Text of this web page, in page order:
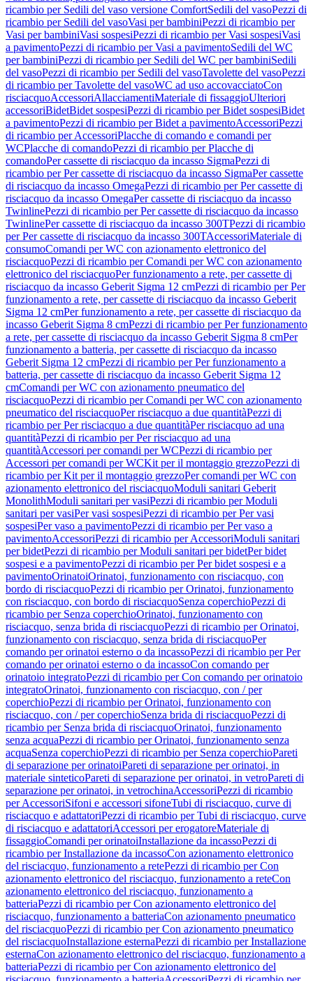
ricambio per Sedili del vaso versione ComfortSedili del vasoPezzi di
ricambio per Sedili del vasoVasi per bambiniPezzi di ricambio per
Vasi per bambiniVasi sospesiPezzi di ricambio per Vasi sospesiVasi
a pavimentoPezzi di ricambio per Vasi a pavimentoSedili del WC
per bambiniPezzi di ricambio per Sedili del WC per bambiniSedili
del vasoPezzi di ricambio per Sedili del vasoTavolette del vasoPezzi
di ricambio per Tavolette del vasoWC ad uso accovacciatoCon
risciacquoAccessoriAllacciamentiMateriale di fissaggioUlteriori
accessoriBidetBidet sospesiPezzi di ricambio per Bidet sospesiBidet
a pavimentoPezzi di ricambio per Bidet a pavimentoAccessoriPezzi
di ricambio per AccessoriPlacche di comando e comandi per
WCPlacche di comandoPezzi di ricambio per Placche di
comandoPer cassette di risciacquo da incasso SigmaPezzi di
ricambio per Per cassette di risciacquo da incasso SigmaPer cassette
di risciacquo da incasso OmegaPezzi di ricambio per Per cassette di
risciacquo da incasso OmegaPer cassette di risciacquo da incasso
TwinlinePezzi di ricambio per Per cassette di risciacquo da incasso
TwinlinePer cassette di risciacquo da incasso 300TPezzi di ricambio
per Per cassette di risciacquo da incasso 300TAccessoriMateriale di
consumoComandi per WC con azionamento elettronico del
risciacquoPezzi di ricambio per Comandi per WC con azionamento
elettronico del risciacquoPer funzionamento a rete, per cassette di
risciacquo da incasso Geberit Sigma 12 cmPezzi di ricambio per Per
funzionamento a rete, per cassette di risciacquo da incasso Geberit
Sigma 12 cmPer funzionamento a rete, per cassette di risciacquo da
incasso Geberit Sigma 8 cmPezzi di ricambio per Per funzionamento
a rete, per cassette di risciacquo da incasso Geberit Sigma 8 cmPer
funzionamento a batteria, per cassette di risciacquo da incasso
Geberit Sigma 12 cmPezzi di ricambio per Per funzionamento a
batteria, per cassette di risciacquo da incasso Geberit Sigma 12
cmComandi per WC con azionamento pneumatico del
risciacquoPezzi di ricambio per Comandi per WC con azionamento
pneumatico del risciacquoPer risciacquo a due quantitàPezzi di
ricambio per Per risciacquo a due quantitàPer risciacquo ad una
quantitàPezzi di ricambio per Per risciacquo ad una
quantitàAccessori per comandi per WCPezzi di ricambio per
Accessori per comandi per WCKit per il montaggio grezzoPezzi di
ricambio per Kit per il montaggio grezzoPer comandi per WC con
azionamento elettronico del risciacquoModuli sanitari Geberit
MonolithModuli sanitari per vasiPezzi di ricambio per Moduli
sanitari per vasiPer vasi sospesiPezzi di ricambio per Per vasi
sospesiPer vaso a pavimentoPezzi di ricambio per Per vaso a
pavimentoAccessoriPezzi di ricambio per AccessoriModuli sanitari
per bidetPezzi di ricambio per Moduli sanitari per bidetPer bidet
sospesi e a pavimentoPezzi di ricambio per Per bidet sospesi e a
pavimentoOrinatoiOrinatoi, funzionamento con risciacquo, con
bordo di risciacquoPezzi di ricambio per Orinatoi, funzionamento
con risciacquo, con bordo di risciacquoSenza coperchioPezzi di
ricambio per Senza coperchioOrinatoi, funzionamento con
risciacquo, senza brida di risciacquoPezzi di ricambio per Orinatoi,
funzionamento con risciacquo, senza brida di risciacquoPer
comando per orinatoi esterno o da incassoPezzi di ricambio per Per
comando per orinatoi esterno o da incassoCon comando per
orinatoio integratoPezzi di ricambio per Con comando per orinatoio
integratoOrinatoi, funzionamento con risciacquo, con / per
coperchioPezzi di ricambio per Orinatoi, funzionamento con
risciacquo, con / per coperchioSenza brida di risciacquoPezzi di
ricambio per Senza brida di risciacquoOrinatoi, funzionamento
senza acquaPezzi di ricambio per Orinatoi, funzionamento senza
acquaSenza coperchioPezzi di ricambio per Senza coperchioPareti
di separazione per orinatoiPareti di separazione per orinatoi, in
materiale sinteticoPareti di separazione per orinatoi, in vetroPareti di
separazione per orinatoi, in vetrochinaAccessoriPezzi di ricambio
per AccessoriSifoni e accessori sifoneTubi di risciacquo, curve di
risciacquo e adattatoriPezzi di ricambio per Tubi di risciacquo, curve
di risciacquo e adattatoriAccessori per erogatoreMateriale di
fissaggioComandi per orinatoiInstallazione da incassoPezzi di
ricambio per Installazione da incassoCon azionamento elettronico
del risciacquo, funzionamento a retePezzi di ricambio per Con
azionamento elettronico del risciacquo, funzionamento a reteCon
azionamento elettronico del risciacquo, funzionamento a
batteriaPezzi di ricambio per Con azionamento elettronico del
risciacquo, funzionamento a batteriaCon azionamento pneumatico
del risciacquoPezzi di ricambio per Con azionamento pneumatico
del risciacquoInstallazione esternaPezzi di ricambio per Installazione
esternaCon azionamento elettronico del risciacquo, funzionamento a
batteriaPezzi di ricambio per Con azionamento elettronico del